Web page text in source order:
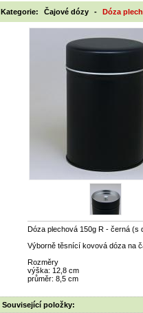
Kategorie: Čajové dózy - Dóza
Dóza plechová 150g R - černá (s
Výborně těsnící kovová dóza na
Rozměry
výška: 12,8 cm
průměr: 8,5 cm
Související položky: